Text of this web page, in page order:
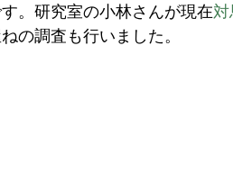
。研究室の小林さんが現在対
の調査も行いました。